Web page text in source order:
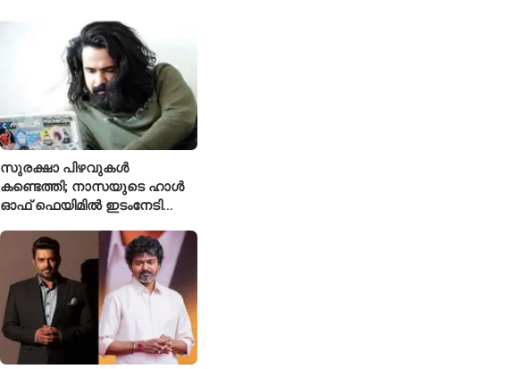
സുരക്ഷാ പിഴവുകൾ
കണ്ടെത്തി; നാസയുടെ ഹാൾ
ഓഫ് ഫെയിമിൽ ഇടംനേടി